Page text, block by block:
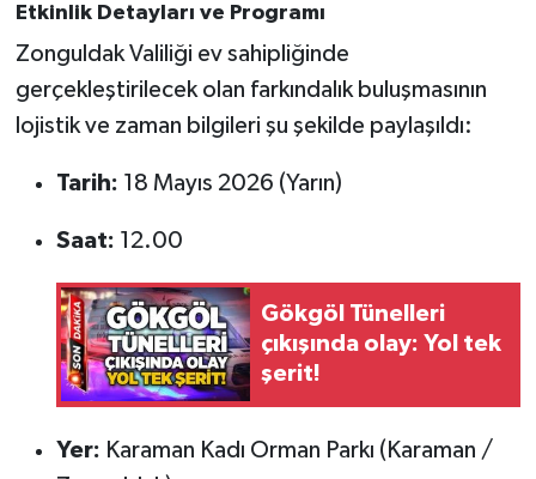
Etkinlik Detayları ve Programı
Zonguldak Valiliği ev sahipliğinde
gerçekleştirilecek olan farkındalık buluşmasının
lojistik ve zaman bilgileri şu şekilde paylaşıldı:
Tarih: 18 Mayıs 2026 (Yarın)
Saat: 12.00
Gökgöl Tünelleri
çıkışında olay: Yol tek
şerit!
Yer: Karaman Kadı Orman Parkı (Karaman /
Ulusal
Yaşam